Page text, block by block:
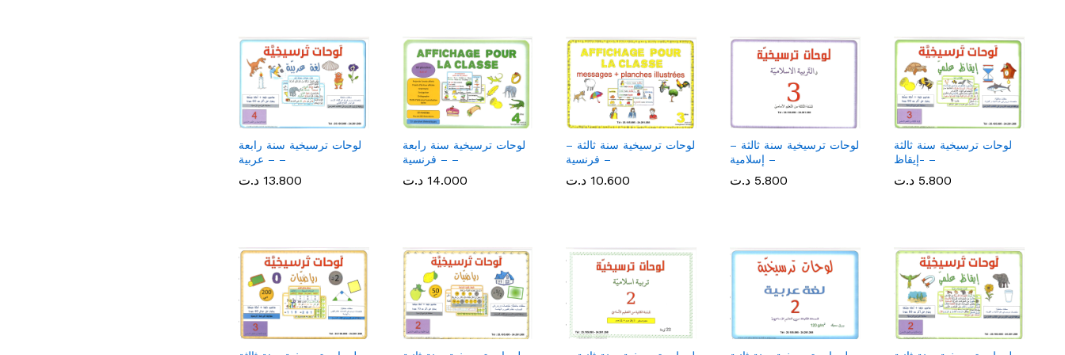
لوحات ترسيخية سنة رابعة
– عربية –
13.800 د.ت 13.800 د.ت
لوحات ترسيخية سنة رابعة
– فرنسية –
14.000 د.ت 14.000 د.ت
لوحات ترسيخية سنة ثالثة –
فرنسية –
10.600 د.ت 10.600 د.ت
لوحات ترسيخية سنة ثالثة –
إسلامية –
5.800 د.ت 5.800 د.ت
لوحات ترسيخية سنة ثالثة
-إيقاظ –
5.800 د.ت 5.800 د.ت